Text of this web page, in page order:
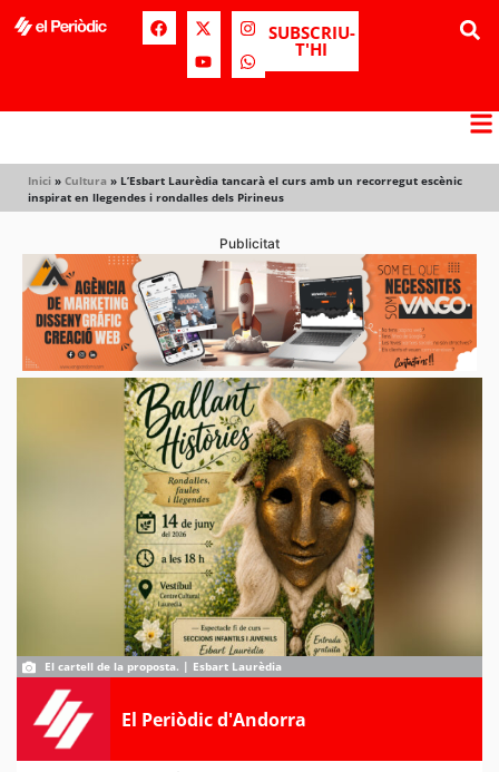
SUBSCRIU-
T'HI
Inici » Cultura » L’Esbart Laurèdia tancarà el curs amb un recorregut escènic
inspirat en llegendes i rondalles dels Pirineus
Publicitat
El cartell de la proposta. | Esbart Laurèdia
El Periòdic d'Andorra